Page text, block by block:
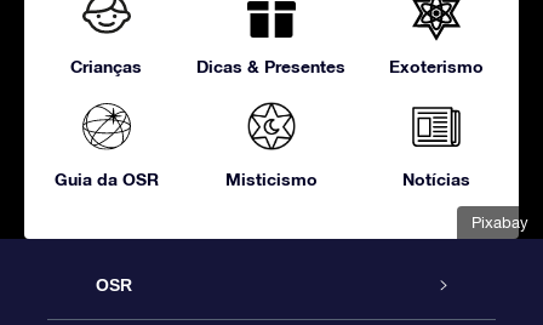
Pixabay
Crianças Dicas & Presentes Exoterismo
Guia da OSR Misticismo Notícias
OSR